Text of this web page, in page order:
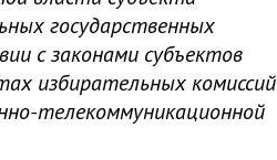
государственных
с законами субъектов
избирательных комиссий
телекоммуникационной